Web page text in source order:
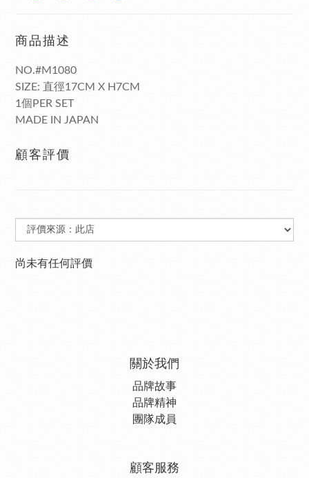
商品描述
NO.#M1080
SIZE: 直徑17CM X H7CM
1個PER SET
MADE IN JAPAN
顧客評價
尚未有任何評價
關於我們
品牌故事
品牌精神
團隊成員
顧客服務